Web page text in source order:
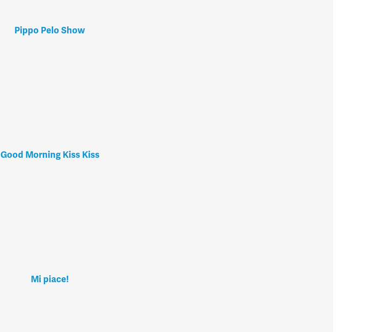
Pippo Pelo Show
Good Morning Kiss Kiss
Mi piace!